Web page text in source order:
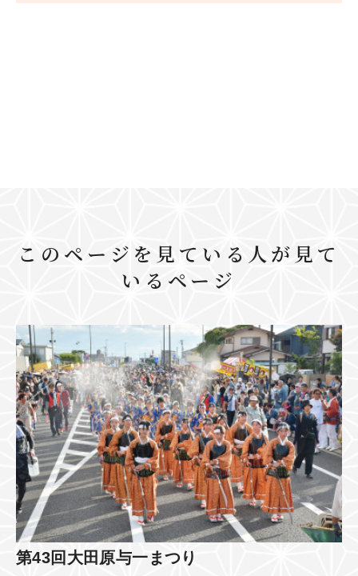
このページを見ている人が見て
いるページ
第43回大田原与一まつり